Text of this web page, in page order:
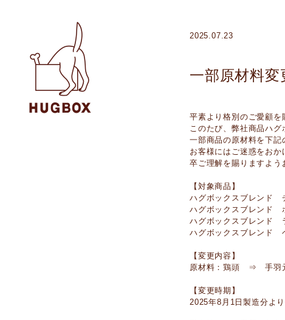
2025.07.23
一部原材料
平素より格別のご愛顧を
このたび、弊社商品ハグ
一部商品の原材料を下記
お客様にはご迷惑をお
卒ご理解を賜りますよう
【対象商品】
ハグボックスブレンド
ハグボックスブレンド
ハグボックスブレンド
ハグボックスブレンド
【変更内容】
原材料：鶏頭 ⇒ 手羽
【変更時期】
2025年8月1日製造分よ